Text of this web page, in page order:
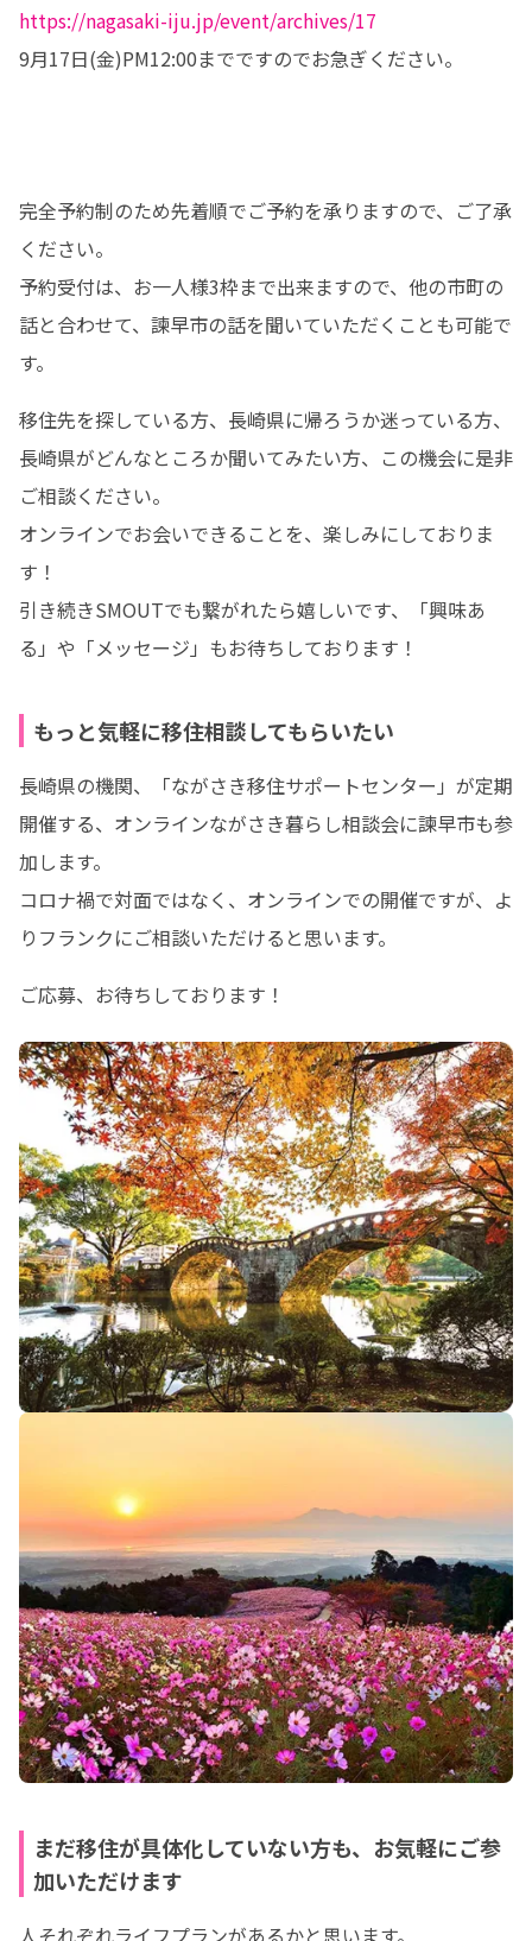
https://nagasaki-iju.jp/event/archives/17
9月17日(金)PM12:00までですのでお急ぎください。
完全予約制のため先着順でご予約を承りますので、ご了承
ください。
予約受付は、お一人様3枠まで出来ますので、他の市町の
話と合わせて、諫早市の話を聞いていただくことも可能で
す。
移住先を探している方、長崎県に帰ろうか迷っている方、
長崎県がどんなところか聞いてみたい方、この機会に是非
ご相談ください。
オンラインでお会いできることを、楽しみにしておりま
す！
引き続きSMOUTでも繋がれたら嬉しいです、「興味あ
る」や「メッセージ」もお待ちしております！
もっと気軽に移住相談してもらいたい
長崎県の機関、「ながさき移住サポートセンター」が定期
開催する、オンラインながさき暮らし相談会に諫早市も参
加します。
コロナ禍で対面ではなく、オンラインでの開催ですが、よ
りフランクにご相談いただけると思います。
ご応募、お待ちしております！
まだ移住が具体化していない方も、お気軽にご参
加いただけます
人それぞれライフプランがあるかと思います。